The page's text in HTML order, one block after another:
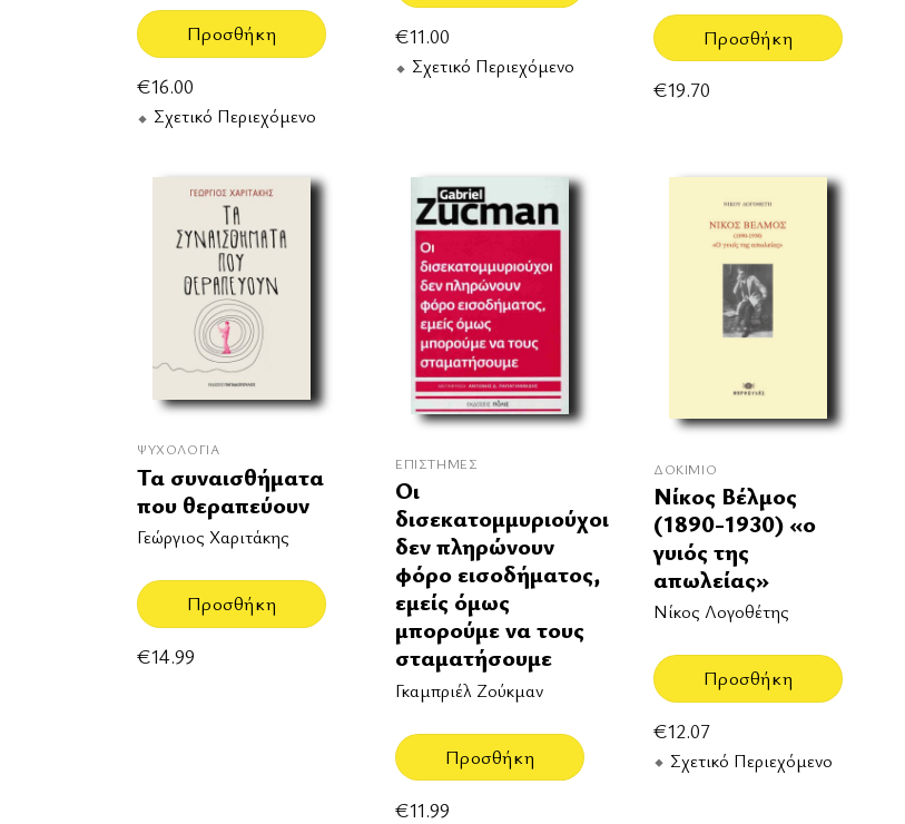
Προσθήκη
€16.00
Σχετικό Περιεχόμενο
€11.00
Σχετικό Περιεχόμενο
Προσθήκη
€19.70
ΨΥΧΟΛΟΓΊΑ
Τα συναισθήματα
που θεραπεύουν
Γεώργιος Χαριτάκης
Προσθήκη
€14.99
ΕΠΙΣΤΉΜΕΣ
Οι
δισεκατομμυριούχοι
δεν πληρώνουν
φόρο εισοδήματος,
εμείς όμως
μπορούμε να τους
σταματήσουμε
Γκαμπριέλ Ζούκμαν
Προσθήκη
€11.99
ΔΟΚΊΜΙΟ
Νίκος Βέλμος
(1890-1930) «ο
γυιός της
απωλείας»
Νίκος Λογοθέτης
Προσθήκη
€12.07
Σχετικό Περιεχόμενο